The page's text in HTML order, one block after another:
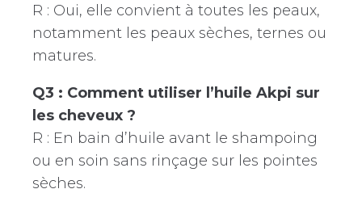
R : Oui, elle convient à toutes les peaux,
notamment les peaux sèches, ternes ou
matures.
Q3 : Comment utiliser l’huile Akpi sur
les cheveux ?
R : En bain d’huile avant le shampoing
ou en soin sans rinçage sur les pointes
sèches.